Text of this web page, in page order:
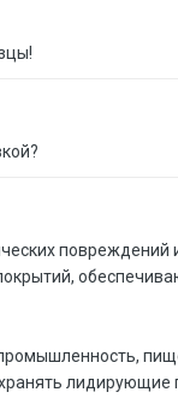
повреждений
лидирующие